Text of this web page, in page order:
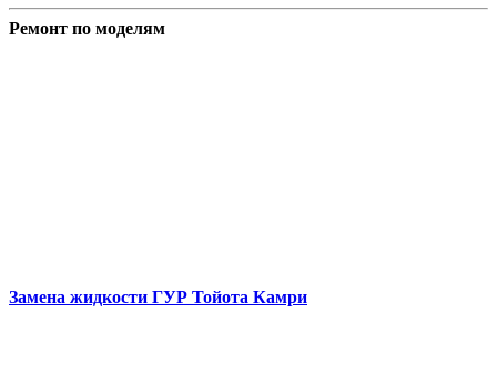
Ремонт по моделям
Замена жидкости ГУР Тойота Камри